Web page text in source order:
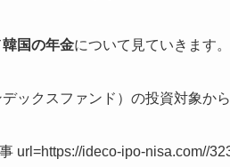
韓国の年金について見ていきます。
ックスファンド）の投資対象か
url=https://ideco-ipo-nisa.com//